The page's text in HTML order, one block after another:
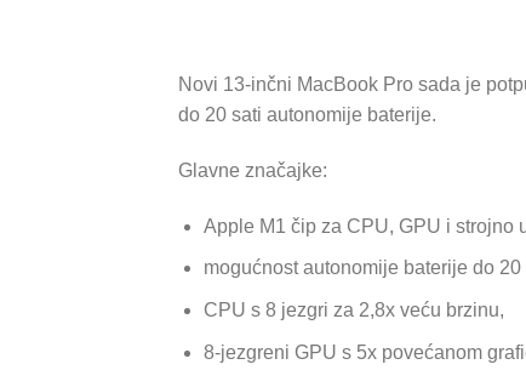
Novi 13-inčni MacBook Pro sada je
do 20 sati autonomije baterije.
Glavne značajke:
Apple M1 čip za CPU, GPU i strojno
mogućnost autonomije baterije do 20
CPU s 8 jezgri za 2,8x veću brzinu,
8-jezgreni GPU s 5x povećanom